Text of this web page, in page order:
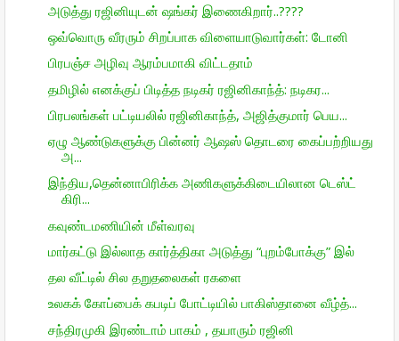
அடுத்து ரஜினியுடன் ஷங்கர் இணைகிறார்..????
ஒவ்வொரு வீரரும் சிறப்பாக விளையாடுவார்கள்: டோனி
பிரபஞ்ச அழிவு ஆரம்பமாகி விட்டதாம்
தமிழில் எனக்குப் பிடித்த நடிகர் ரஜினிகாந்த்: நடிகர...
பிரபலங்கள் பட்டியலில் ரஜினிகாந்த், அஜித்குமார் பெய...
ஏழு ஆண்டுகளுக்கு பின்னர் ஆஷஸ் தொடரை கைப்பற்றியது
அ...
இந்திய,தென்னாபிரிக்க அணிகளுக்கிடையிலான டெஸ்ட்
கிரி...
கவுண்டமணியின் மீள்வரவு
மார்கட்டு இல்லாத கார்த்திகா அடுத்து “புறம்போக்கு” இல்
தல வீட்டில் சில தறுதலைகள் ரகளை
உலகக் கோப்பைக் கபடிப் போட்டியில் பாகிஸ்தானை வீழ்த்...
சந்திரமுகி இரண்டாம் பாகம் , தயாரும் ரஜினி